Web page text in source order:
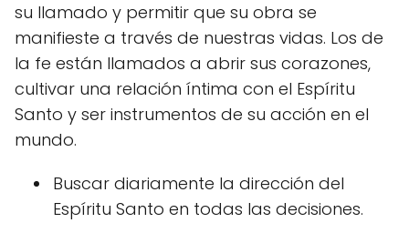
su llamado y permitir que su obra se
manifieste a través de nuestras vidas. Los de
la fe están llamados a abrir sus corazones,
cultivar una relación íntima con el Espíritu
Santo y ser instrumentos de su acción en el
mundo.
Buscar diariamente la dirección del
Espíritu Santo en todas las decisiones.